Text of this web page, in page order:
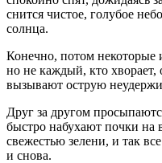
снится чистое, голубое
солнца.
Конечно, потом некоторые
но не каждый, кто хворает,
вызывают острую
Друг за другом
быстро набухают почки на
свежестью зелени, и так
и снова.